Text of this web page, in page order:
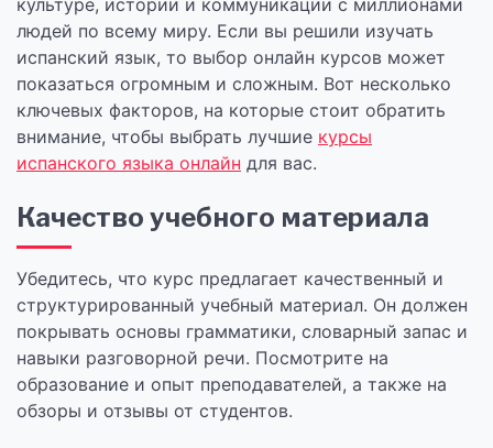
культуре, истории и коммуникации с миллионами
людей по всему миру. Если вы решили изучать
испанский язык, то выбор онлайн курсов может
показаться огромным и сложным. Вот несколько
ключевых факторов, на которые стоит обратить
внимание, чтобы выбрать лучшие курсы
испанского языка онлайн для вас.
Качество учебного материала
Убедитесь, что курс предлагает качественный и
структурированный учебный материал. Он должен
покрывать основы грамматики, словарный запас и
навыки разговорной речи. Посмотрите на
образование и опыт преподавателей, а также на
обзоры и отзывы от студентов.